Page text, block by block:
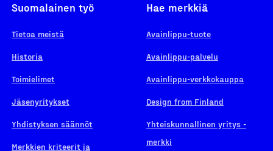
Suomalainen työ
Tietoa meistä
Historia
Toimielimet
Jäsenyritykset
Yhdistyksen säännöt
Merkkien kriteerit ja
Hae merkkiä
Avainlippu-tuote
Avainlippu-palvelu
Avainlippu-verkkokauppa
Design from Finland
Yhteiskunnallinen yritys -
merkki